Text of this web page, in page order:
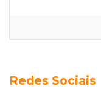
20 anos da Lei
Redes Sociais